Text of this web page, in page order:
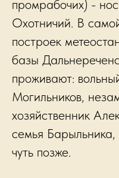
промрабочих) -
Охотничий. В
построек
базы
проживают:
Могильников,
хозяйственник
семья Барыльника,
чуть позже.